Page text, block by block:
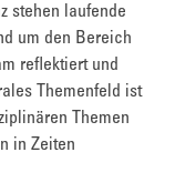
stehen laufende
um den Bereich
reflektiert und
Themenfeld ist
Themen
in Zeiten